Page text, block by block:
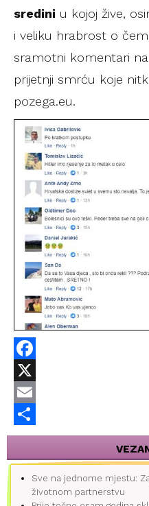
sredini u kojoj žive,
i veliku hrabrost o
sramotni komentari
prijetnji smrću koje
pozega.eu.
Facebook
X
Email
Share
Sve na jednome mjestu:
životnom partnerstvu